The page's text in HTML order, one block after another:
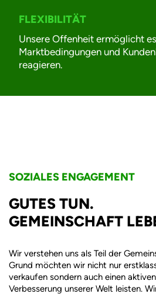
FLEXIBILITÄT
Unsere Offenheit ermöglicht
Marktbedingungen und
reagieren.
SOZIALES ENGAGEMENT
GUTES TUN.
GEMEINSCHAFT
Wir verstehen uns als Teil der
Grund möchten wir nicht nur
verkaufen sondern auch einen
Verbesserung unserer Welt leisten.